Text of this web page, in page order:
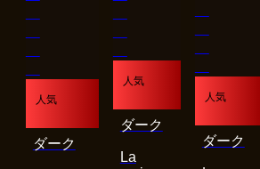
人気
ダーク
人気
La
ダーク
人気
ダーク